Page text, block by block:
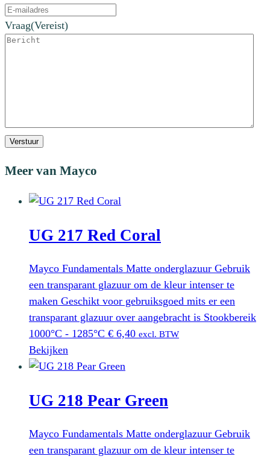
Vraag(Vereist)
Verstuur
Meer van Mayco
UG 217 Red Coral
Mayco Fundamentals Matte onderglazuur Gebruik
een transparant glazuur om de kleur intenser te
maken Geschikt voor gebruiksgoed mits er een
transparant glazuur over aangebracht is Stookbereik
1000°C - 1285°C € 6,40 excl. BTW
Bekijken
UG 218 Pear Green
Mayco Fundamentals Matte onderglazuur Gebruik
een transparant glazuur om de kleur intenser te